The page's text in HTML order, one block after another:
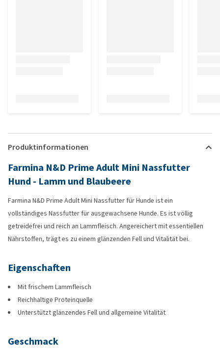
Produktinformationen
Farmina N&D Prime Adult Mini Nassfutter
Hund - Lamm und Blaubeere
Farmina N&D Prime Adult Mini Nassfutter für Hunde ist ein
vollständiges Nassfutter für ausgewachsene Hunde. Es ist völlig
getreidefrei und reich an Lammfleisch. Angereichert mit essentiellen
Nährstoffen, trägt es zu einem glänzenden Fell und Vitalität bei.
Eigenschaften
Mit frischem Lammfleisch
Reichhaltige Proteinquelle
Unterstützt glänzendes Fell und allgemeine Vitalität
Geschmack